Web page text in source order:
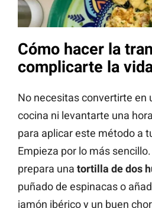
Cómo hacer la
complicarte la
No necesitas convertirte en
cocina ni levantarte una
para aplicar este método a
Empieza por lo más
prepara una tortilla de dos
puñado de espinacas o
jamón ibérico y un buen